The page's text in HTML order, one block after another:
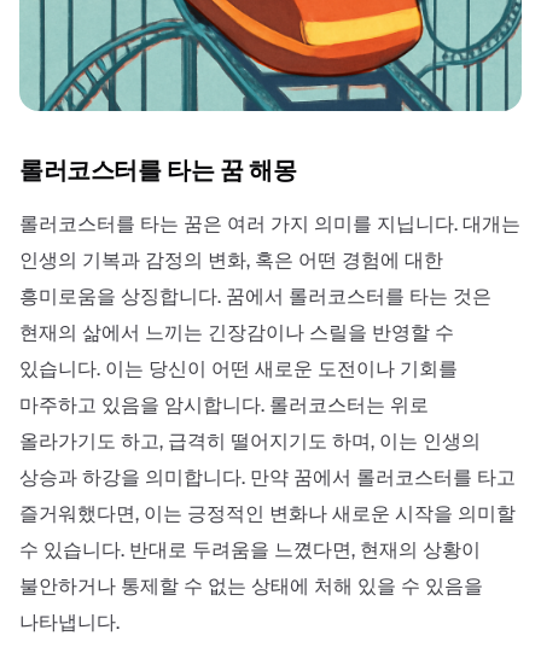
롤러코스터를 타는 꿈 해몽
롤러코스터를 타는 꿈은 여러 가지 의미를 지닙니다. 대개는
인생의 기복과 감정의 변화, 혹은 어떤 경험에 대한
흥미로움을 상징합니다. 꿈에서 롤러코스터를 타는 것은
현재의 삶에서 느끼는 긴장감이나 스릴을 반영할 수
있습니다. 이는 당신이 어떤 새로운 도전이나 기회를
마주하고 있음을 암시합니다. 롤러코스터는 위로
올라가기도 하고, 급격히 떨어지기도 하며, 이는 인생의
상승과 하강을 의미합니다. 만약 꿈에서 롤러코스터를 타고
즐거워했다면, 이는 긍정적인 변화나 새로운 시작을 의미할
수 있습니다. 반대로 두려움을 느꼈다면, 현재의 상황이
불안하거나 통제할 수 없는 상태에 처해 있을 수 있음을
나타냅니다.